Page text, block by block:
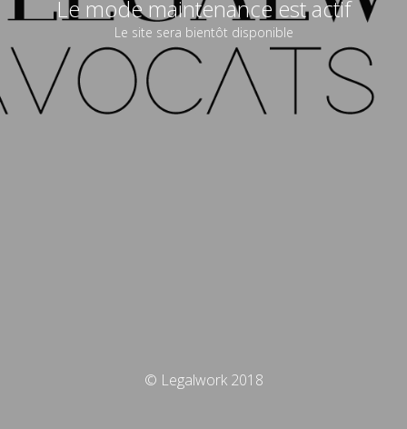
Le mode maintenance est actif
Le site sera bientôt disponible
© Legalwork 2018